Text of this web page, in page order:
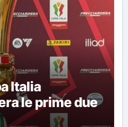
Italia
le prime due